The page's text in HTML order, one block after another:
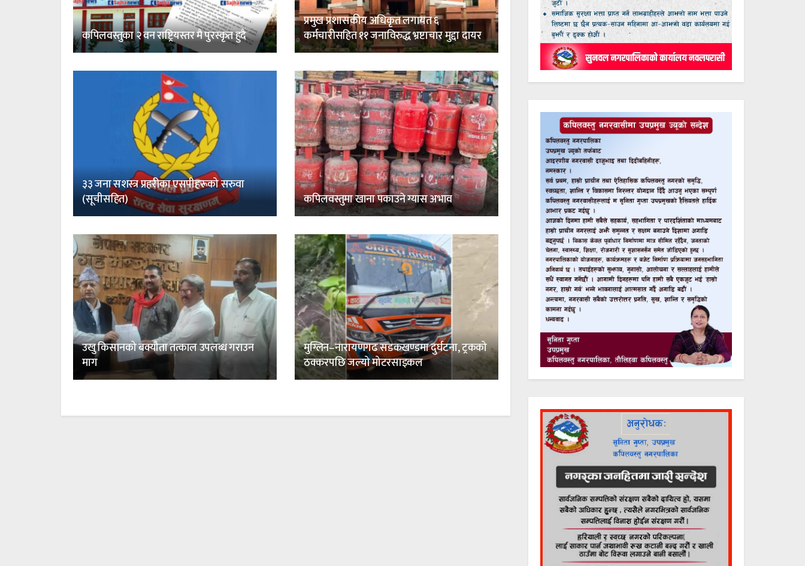
कपिलवस्तुका २ वन राष्ट्रियस्तर मै पुरस्कृत हुदै
प्रमुख प्रशासकीय अधिकृत लगायत ६
कर्मचारीसहित ११ जनाविरुद्ध भ्रष्टाचार मुद्दा दायर
३३ जना सशस्त्र प्रहरीका एसपीहरूको सरुवा
(सूचीसहित)
कपिलवस्तुमा खाना पकाउने ग्यास अभाव
उखु किसानको बक्यौता तत्काल उपलब्ध गराउन
माग
मुग्लिन–नारायणगढ सडकखण्डमा दुर्घटना, ट्रकको
ठक्करपछि जल्यो मोटरसाइकल